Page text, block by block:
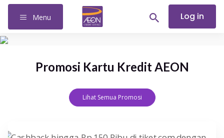
Log in
Menu
Promosi Kartu Kredit AEON
Lihat Semua Promosi